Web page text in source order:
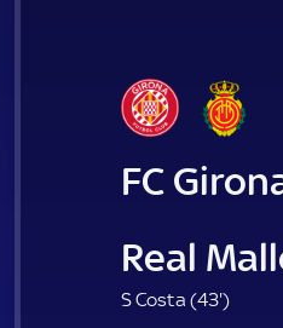
FC
Real
S Costa (43'4
)